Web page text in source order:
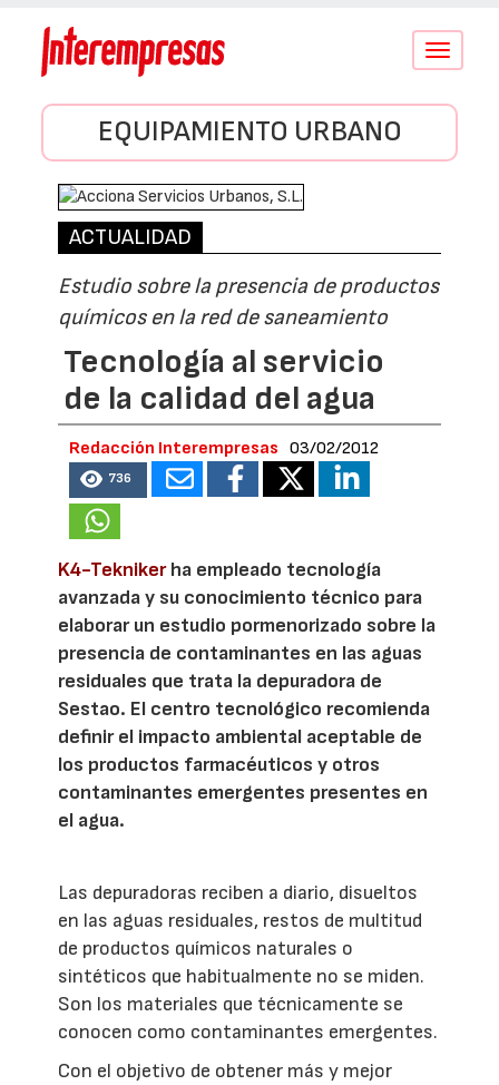
Conmutar
EQUIPAMIENTO URBANO
ACTUALIDAD
Estudio sobre la presencia de productos
químicos en la red de saneamiento
Tecnología al servicio
de la calidad del agua
Redacción Interempresas 03/02/2012
736
K4-Teknikerha empleado tecnología
avanzada y su conocimiento técnico para
elaborar un estudio pormenorizado sobre la
presencia de contaminantes en las aguas
residuales que trata la depuradora de
Sestao. El centro tecnológico recomienda
definir el impacto ambiental aceptable de
los productos farmacéuticos y otros
contaminantes emergentes presentes en
el agua.
Las depuradoras reciben a diario, disueltos
en las aguas residuales, restos de multitud
de productos químicos naturales o
sintéticos que habitualmente no se miden.
Son los materiales que técnicamente se
conocen como contaminantes emergentes.
Con el objetivo de obtener más y mejor